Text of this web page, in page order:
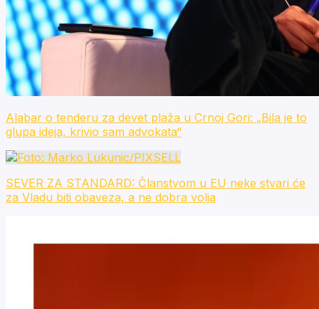
Alabar o tenderu za devet plaža u Crnoj Gori: „Bila je to
glupa ideja, krivio sam advokata“
SEVER ZA STANDARD: Članstvom u EU neke stvari će
za Vladu biti obaveza, a ne dobra volja